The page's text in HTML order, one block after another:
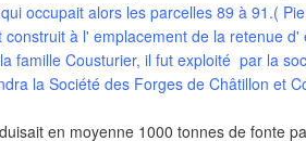
occupait alors les parcelles 89 à 91.(
construit à l' emplacement de la retenue d'
famille Cousturier, il fut exploité par la
la Société des Forges de Châtillon et
en moyenne 1000 tonnes de fonte